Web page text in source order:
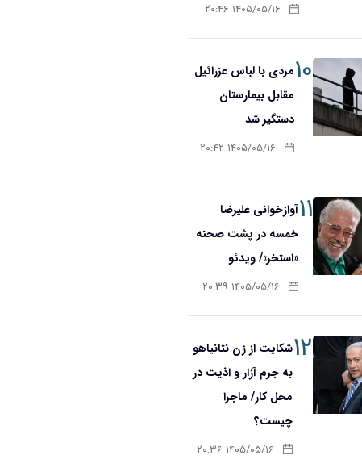
۱۴۰۵/۰۵/۱۶ ۲۰:۴۶
۱۰مردی با لباس عزرائیل
مقابل بیمارستان
دستگیر شد
۱۴۰۵/۰۵/۱۶ ۲۰:۴۲
۱۱آوازخوانی علیرضا
خمسه در پشت صحنه
«استخر»/ ویدئو
۱۴۰۵/۰۵/۱۶ ۲۰:۳۹
۱۲شکایت از زن نتانیاهو
به جرم آزار و اذیت در
محل کار/ ماجرا
چیست؟
۱۴۰۵/۰۵/۱۶ ۲۰:۳۶